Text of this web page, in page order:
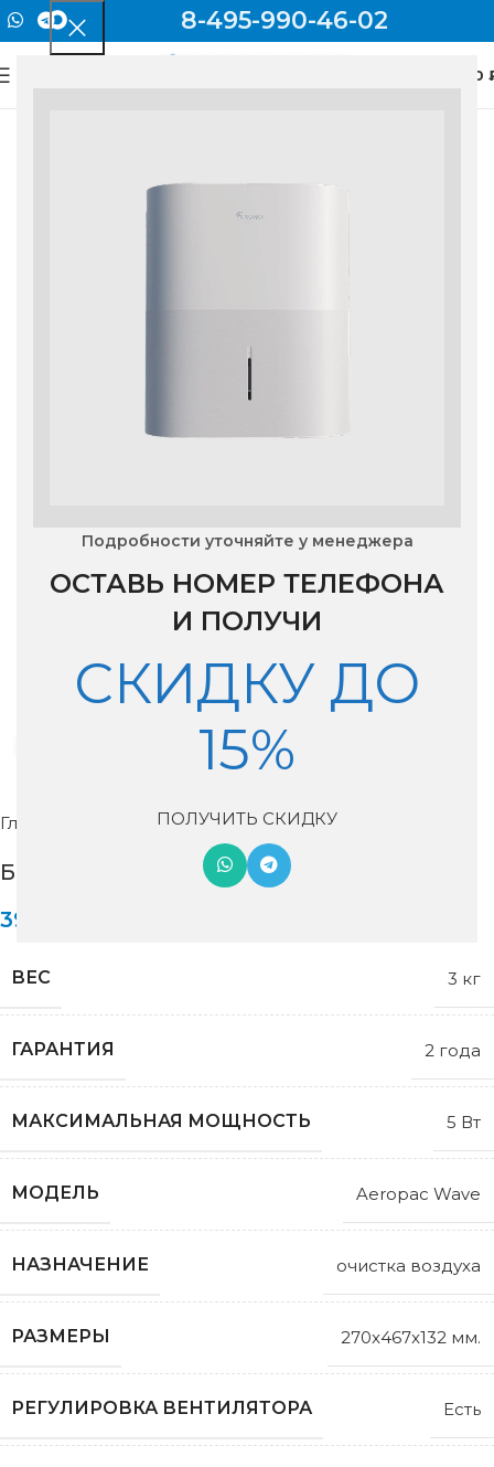
Подробности уточняйте у менеджера
ОСТАВЬ НОМЕР ТЕЛЕФОНА
И ПОЛУЧИ
СКИДКУ ДО
15%
ПОЛУЧИТЬ СКИДКУ
8-495-990-46-02
0
Нажмите, чтобы увеличить изображение
Главная Бризер Aeropac
Бризер Aeropac Wave
39,000
ВЕС 3 кг
ГАРАНТИЯ 2 года
МАКСИМАЛЬНАЯ МОЩНОСТЬ 5 Вт
МОДЕЛЬ Aeropac Wave
НАЗНАЧЕНИЕ очистка воздуха
РАЗМЕРЫ 270x467x132 мм.
РЕГУЛИРОВКА ВЕНТИЛЯТОРА Есть